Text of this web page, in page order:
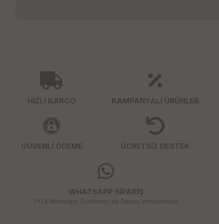
HIZLI KARGO KAMPANYALI ÜRÜNLER
GÜVENLİ ÖDEME ÜCRETSİZ DESTEK
WHATSAPP SİPARİŞ
7x24 Whatsapp Üzerinden de Sipariş Verebilirsiniz.